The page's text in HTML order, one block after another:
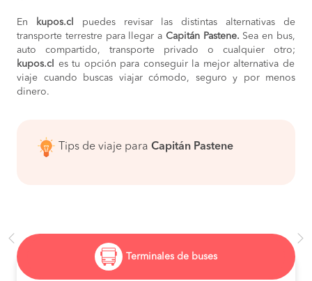
En kupos.cl
puedes revisar las distintas alternativas de
transporte terrestre para llegar a Capitán Pastene. Sea en bus,
auto compartido, transporte privado o cualquier otro;
kupos.cl
es tu opción para conseguir la mejor alternativa de
viaje cuando buscas viajar cómodo, seguro y por menos
dinero.
Tips de viaje para Capitán Pastene
Terminales de buses